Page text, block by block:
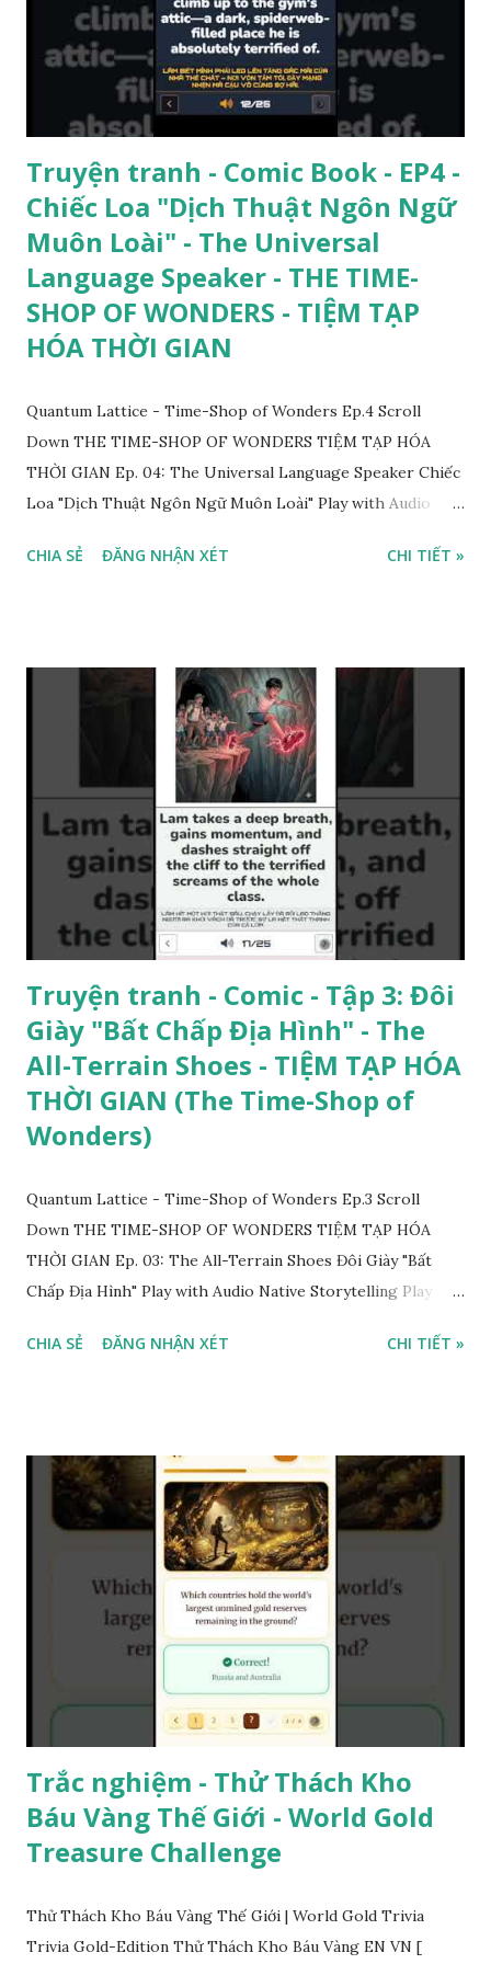
Truyện tranh - Comic Book - EP4 -
Chiếc Loa "Dịch Thuật Ngôn Ngữ
Muôn Loài" - The Universal
Language Speaker - THE TIME-
SHOP OF WONDERS - TIỆM TẠP
HÓA THỜI GIAN
Quantum Lattice - Time-Shop of Wonders Ep.4 Scroll
Down THE TIME-SHOP OF WONDERS TIỆM TẠP HÓA
THỜI GIAN Ep. 04: The Universal Language Speaker Chiếc
Loa "Dịch Thuật Ngôn Ngữ Muôn Loài" Play with Audio
Listen ...
CHIA SẺ ĐĂNG NHẬN XÉT CHI TIẾT »
Truyện tranh - Comic - Tập 3: Đôi
Giày "Bất Chấp Địa Hình" - The
All-Terrain Shoes - TIỆM TẠP HÓA
THỜI GIAN (The Time-Shop of
Wonders)
Quantum Lattice - Time-Shop of Wonders Ep.3 Scroll
Down THE TIME-SHOP OF WONDERS TIỆM TẠP HÓA
THỜI GIAN Ep. 03: The All-Terrain Shoes Đôi Giày "Bất
Chấp Địa Hình" Play with Audio Native Storytelling Play
CHIA SẺ ĐĂNG NHẬN XÉT CHI TIẾT »
Trắc nghiệm - Thử Thách Kho
Báu Vàng Thế Giới - World Gold
Treasure Challenge
Thử Thách Kho Báu Vàng Thế Giới | World Gold Trivia
Trivia Gold-Edition Thử Thách Kho Báu Vàng EN VN [